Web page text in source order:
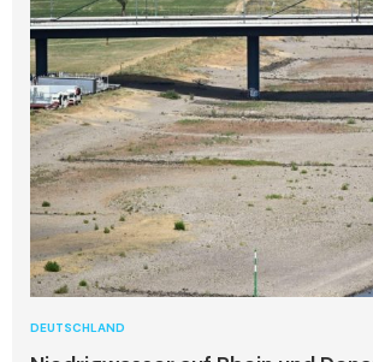
DEUTSCHLAND